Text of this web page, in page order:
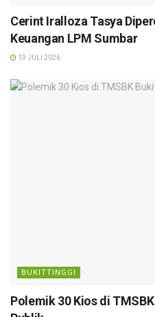
Cerint Iralloza Tasya
Keuangan LPM Sumbar
19 JULI 2026
BUKITTINGGI
Polemik 30 Kios di